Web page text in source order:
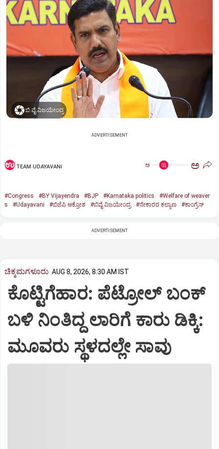
ಬಿ.ವೈ.ವಿಜಯೇಂದ್ರ
ADVERTISEMENT
TEAM UDAYAVANI ಅ ಅ
#Congress #BY Vijayendra #BJP #Karnataka politics
#Welfare of weaver
s
#Udayavani #ಬಿಜೆಪಿ ಆಕ್ರೋಶ #ಬಿವೈ ವಿಜಯೇಂದ್ರ #ನೇಕಾರರ ಕಲ್ಯಾಣ #ಕಾಂಗ್ರೆಸ್‌
ADVERTISEMENT
ಚಿಕ್ಕಮಗಳೂರು AUG 8, 2026, 8:30 AM IST
ಕೊಟ್ಟಿಗೆಹಾರ: ಪೆಟ್ರೋಲ್ ಬಂಕ್
ಬಳಿ ನಿಂತಿದ್ದ ಲಾರಿಗೆ ಕಾರು ಡಿಕ್ಕಿ:
ಮೂವರು ಸ್ಥಳದಲ್ಲೇ ಸಾವು